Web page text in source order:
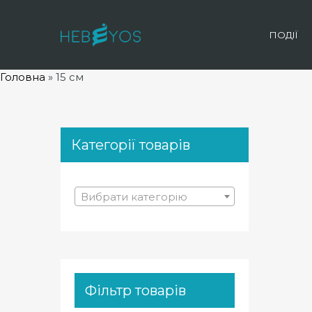
ПОДІЇ
Головна » 15 см
Категорії товарів
Вибрати категорію
Фільтр товарів